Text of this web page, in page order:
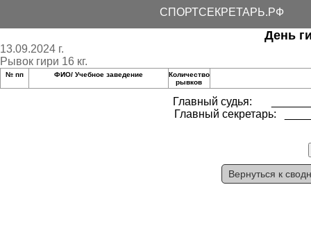
СПОРТСЕКРЕТАРЬ.РФ
День
13.09.2024 г.
Рывок гири 16 кг.
№ пп ФИО/ Учебное заведение
Количество
рывков
Главный судья:
Главный секретарь:
Вернуться к